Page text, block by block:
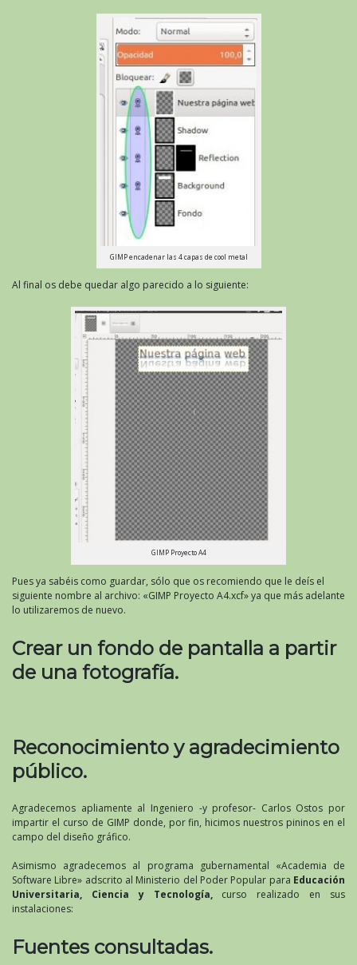
GIMP encadenar las 4 capas de cool metal
Al final os debe quedar algo parecido a lo siguiente:
GIMP Proyecto A4
Pues ya sabéis como guardar, sólo que os recomiendo que le deís el
siguiente nombre al archivo: «GIMP Proyecto A4.xcf» ya que más adelante
lo utilizaremos de nuevo.
Crear un fondo de pantalla a partir
de una fotografía.
Reconocimiento y agradecimiento
público.
Agradecemos apliamente al Ingeniero -y profesor- Carlos Ostos por
impartir el curso de GIMP donde, por fin, hicimos nuestros pininos en el
campo del diseño gráfico.
Asimismo agradecemos al programa gubernamental «Academia de
Software Libre» adscrito al Ministerio del Poder Popular para Educación
Universitaria, Ciencia y Tecnología, curso realizado en sus
instalaciones:
Fuentes consultadas.